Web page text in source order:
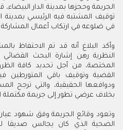
الجريمة وحجزها بمدينة الدار
توقيف المشتبه فيه الرئيسي
في ضلوعه في ارتكاب أعمال المشاركة
وأكد البلاغ أنه قد تم الاحتفاظ
النظرية رهن إشارة البحث القضائي
المختصة، من أجل تحديد كافة
القضية وتوقيف باقي المتورطين
ودوافعها الحقيقية، والتي ترجح
بخلاف عرضي تطور إلى جريمة مكتملة
وتعود وقائع الجريمة وفق شهود
الضحية الذي كان يجالس صديقا